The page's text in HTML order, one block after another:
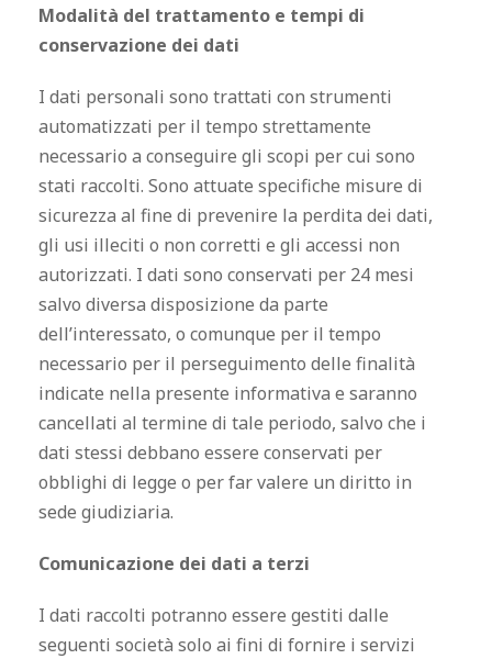
Modalità del trattamento e tempi di
conservazione dei dati
I dati personali sono trattati con strumenti
automatizzati per il tempo strettamente
necessario a conseguire gli scopi per cui sono
stati raccolti. Sono attuate specifiche misure di
sicurezza al fine di prevenire la perdita dei dati,
gli usi illeciti o non corretti e gli accessi non
autorizzati. I dati sono conservati per 24 mesi
salvo diversa disposizione da parte
dell’interessato, o comunque per il tempo
necessario per il perseguimento delle finalità
indicate nella presente informativa e saranno
cancellati al termine di tale periodo, salvo che i
dati stessi debbano essere conservati per
obblighi di legge o per far valere un diritto in
sede giudiziaria.
Comunicazione dei dati a terzi
I dati raccolti potranno essere gestiti dalle
seguenti società solo ai fini di fornire i servizi